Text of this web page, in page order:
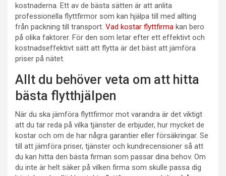
kostnaderna. Ett av de bästa sätten är att anlita
professionella flyttfirmor som kan hjälpa till med allting
från packning till transport. Vad kostar flyttfirma kan bero
på olika faktorer. För den som letar efter ett effektivt och
kostnadseffektivt sätt att flytta är det bäst att jämföra
priser på nätet.
Allt du behöver veta om att hitta
bästa flytthjälpen
När du ska jämföra flyttfirmor mot varandra är det viktigt
att du tar reda på vilka tjänster de erbjuder, hur mycket de
kostar och om de har några garantier eller försäkringar. Se
till att jämföra priser, tjänster och kundrecensioner så att
du kan hitta den bästa firman som passar dina behov. Om
du inte är helt säker på vilken firma som skulle passa dig